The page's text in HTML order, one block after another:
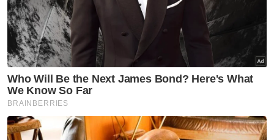
Muat turun aplikasi Sinar Harian.Klik di sini!
PDRM